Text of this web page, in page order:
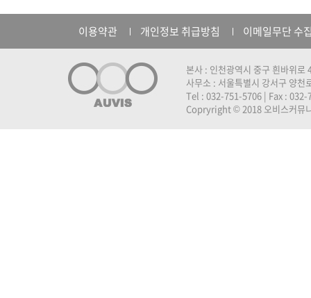
이용약관 개인정보 취급방침 이메일무단 수
본사 : 인천광역시 중구 흰바위
사무소 : 서울특별시 강서구 양천
Tel : 032-751-5706 | Fax :
Copryright © 2018 오비스커뮤